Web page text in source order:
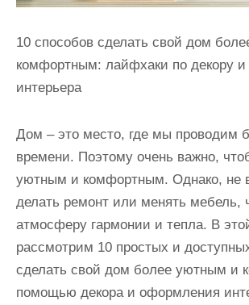
10 способов сделать свой дом
комфортным: лайфхаки по декору
интерьера
Дом – это место, где мы проводим
времени. Поэтому очень важно,
уютным и комфортным. Однако, не
делать ремонт или менять мебель,
атмосферу гармонии и тепла. В
рассмотрим 10 простых и
сделать свой дом более уютным и
помощью декора и оформления